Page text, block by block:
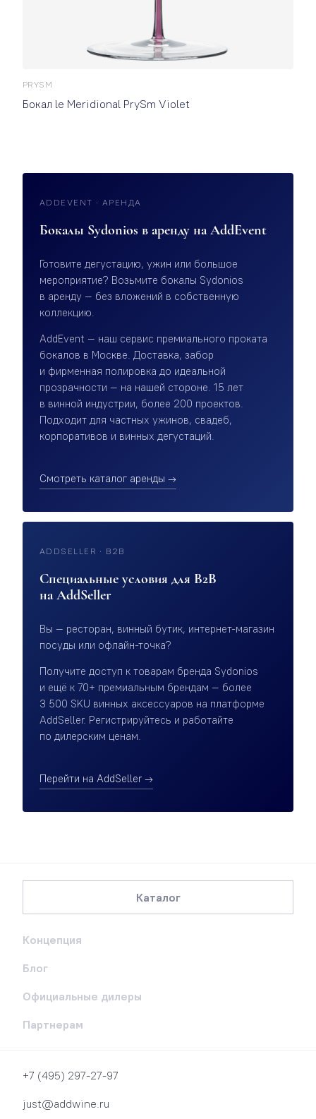
PRYSM
Бокал le Meridional PrySm Violet
ADDEVENT · АРЕНДА
Бокалы Sydonios в аренду на AddEvent
Готовите дегустацию, ужин или большое
мероприятие? Возьмите бокалы Sydonios
в аренду — без вложений в собственную
коллекцию.
AddEvent — наш сервис премиального проката
бокалов в Москве. Доставка, забор
и фирменная полировка до идеальной
прозрачности — на нашей стороне. 15 лет
в винной индустрии, более 200 проектов.
Подходит для частных ужинов, свадеб,
корпоративов и винных дегустаций.
Смотреть каталог аренды →
ADDSELLER · B2B
Специальные условия для B2B
на AddSeller
Вы — ресторан, винный бутик, интернет-магазин
посуды или офлайн-точка?
Получите доступ к товарам бренда Sydonios
и ещё к 70+ премиальным брендам — более
3 500 SKU винных аксессуаров на платформе
AddSeller. Регистрируйтесь и работайте
по дилерским ценам.
Перейти на AddSeller →
Каталог
Концепция
Блог
Официальные дилеры
Партнерам
+7 (495) 297-27-97
just@addwine.ru